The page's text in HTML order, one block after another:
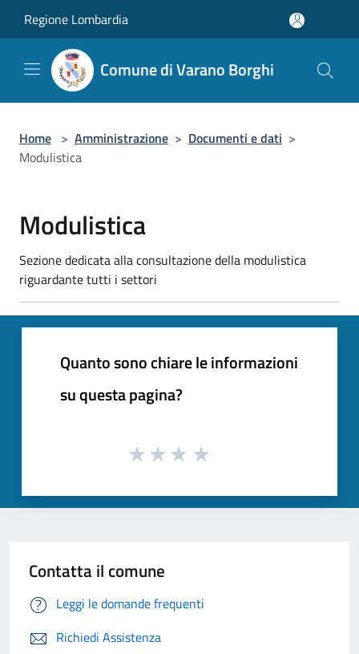
Regione Lombardia
Comune di Varano Borghi
Home > Amministrazione > Documenti e dati >
Modulistica
Modulistica
Sezione dedicata alla consultazione della modulistica
riguardante tutti i settori
Quanto sono chiare le informazioni
su questa pagina?
Contatta il comune
Leggi le domande frequenti
Richiedi Assistenza